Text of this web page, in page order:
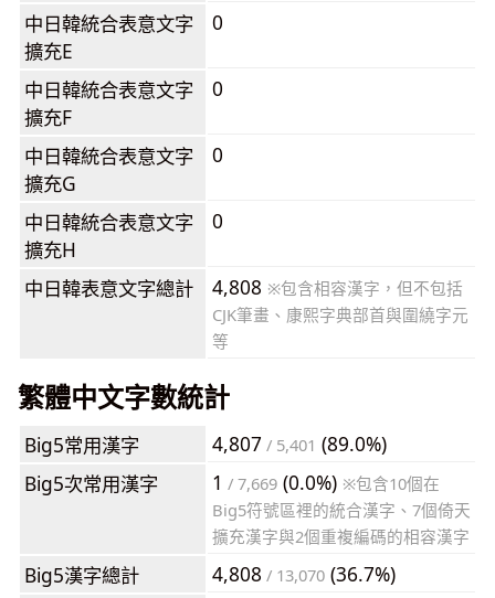
中日韓統合表意文字
擴充E
0
中日韓統合表意文字
擴充F
0
中日韓統合表意文字
擴充G
0
中日韓統合表意文字
擴充H
0
中日韓表意文字總計 4,808 ※包含相容漢字，但不包括
CJK筆畫、康熙字典部首與圍繞字元
等
繁體中文字數統計
Big5常用漢字 4,807 / 5,401 (89.0%)
Big5次常用漢字
1 / 7,669 (0.0%) ※包含10個在
Big5符號區裡的統合漢字、7個倚天
擴充漢字與2個重複編碼的相容漢字
Big5漢字總計 4,808 / 13,070 (36.7%)